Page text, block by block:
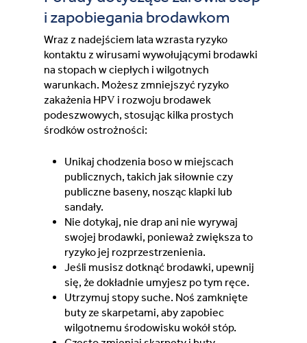
i zapobiegania brodawkom
Wraz z nadejściem lata wzrasta ryzyko
kontaktu z wirusami wywołującymi brodawki
na stopach w ciepłych i wilgotnych
warunkach. Możesz zmniejszyć ryzyko
zakażenia HPV i rozwoju brodawek
podeszwowych, stosując kilka prostych
środków ostrożności:
Unikaj chodzenia boso w miejscach
publicznych, takich jak siłownie czy
publiczne baseny, nosząc klapki lub
sandały.
Nie dotykaj, nie drap ani nie wyrywaj
swojej brodawki, ponieważ zwiększa to
ryzyko jej rozprzestrzenienia.
Jeśli musisz dotknąć brodawki, upewnij
się, że dokładnie umyjesz po tym ręce.
Utrzymuj stopy suche. Noś zamknięte
buty ze skarpetami, aby zapobiec
wilgotnemu środowisku wokół stóp.
Sweden (Swedish)
Switzerland (Deutsch)
Switzerland (French)
Switzerland (Italian)
United Arab Emirates (Arabic)
United Kingdom (English)
United States (English)